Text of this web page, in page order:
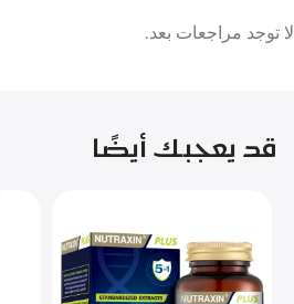
لا توجد مراجعات بعد.
قد يعجبك أيضًا